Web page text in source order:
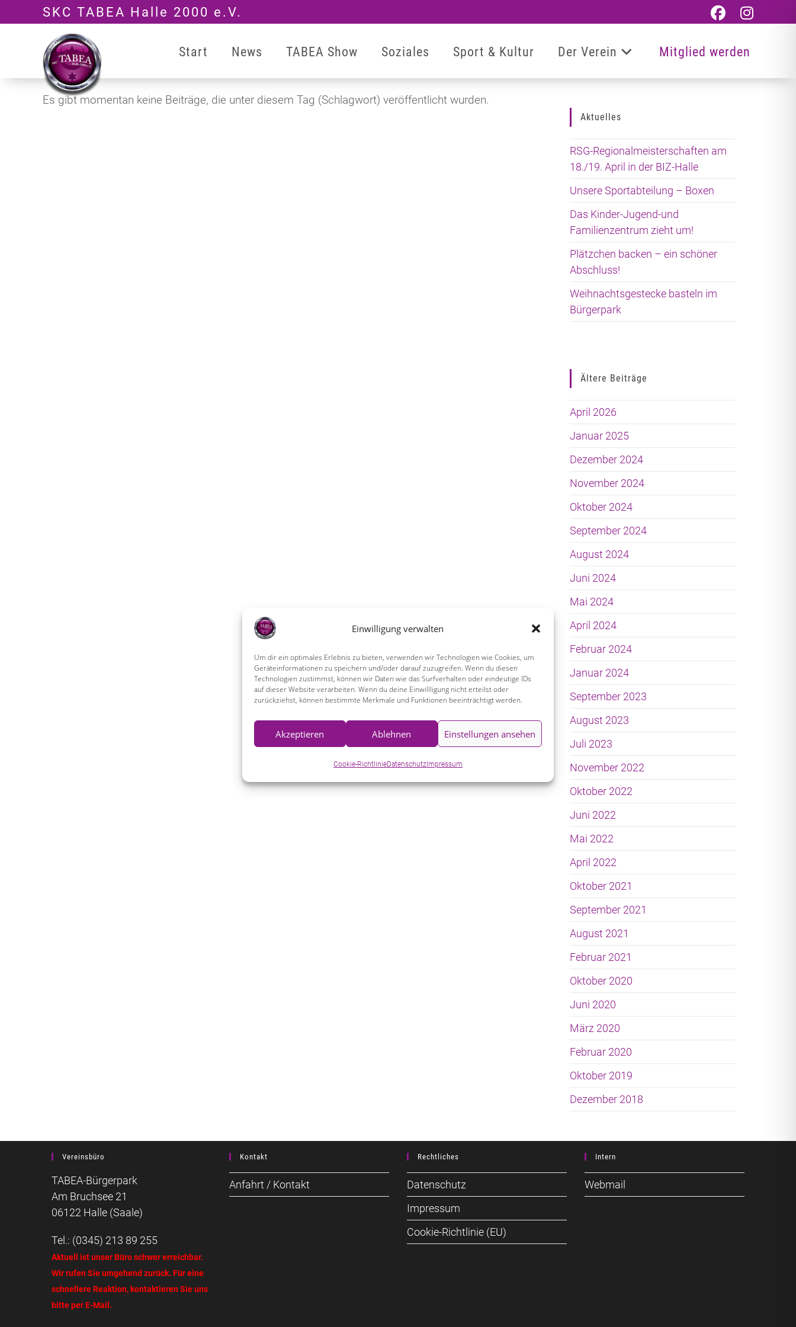
Einwilligung verwalten
Um dir ein optimales Erlebnis zu bieten, verwenden wir Technologien wie Cookies, um
Geräteinformationen zu speichern und/oder darauf zuzugreifen. Wenn du diesen
Technologien zustimmst, können wir Daten wie das Surfverhalten oder eindeutige IDs
auf dieser Website verarbeiten. Wenn du deine Einwillligung nicht erteilst oder
zurückziehst, können bestimmte Merkmale und Funktionen beeinträchtigt werden.
Akzeptieren Ablehnen Einstellungen ansehen
Cookie-RichtlinieDatenschutzImpressum
SKC TABEA Halle 2000 e.V.
Start News TABEA Show Soziales Sport & Kultur Der Verein Mitglied werden
Es gibt momentan keine Beiträge, die unter diesem Tag (Schlagwort) veröffentlicht wurden.
Aktuelles
RSG-Regionalmeisterschaften am
18./19. April in der BIZ-Halle
Unsere Sportabteilung – Boxen
Das Kinder-Jugend-und
Familienzentrum zieht um!
Plätzchen backen – ein schöner
Abschluss!
Weihnachtsgestecke basteln im
Bürgerpark
Ältere Beiträge
April 2026
Januar 2025
Dezember 2024
November 2024
Oktober 2024
September 2024
August 2024
Juni 2024
Mai 2024
April 2024
Februar 2024
Januar 2024
September 2023
August 2023
Juli 2023
November 2022
Oktober 2022
Juni 2022
Mai 2022
April 2022
Oktober 2021
September 2021
August 2021
Februar 2021
Oktober 2020
Juni 2020
März 2020
Februar 2020
Oktober 2019
Dezember 2018
Vereinsbüro
TABEA-Bürgerpark
Am Bruchsee 21
06122 Halle (Saale)
Tel.: (0345) 213 89 255
Aktuell ist unser Büro schwer erreichbar.
Wir rufen Sie umgehend zurück. Für eine
schnellere Reaktion, kontaktieren Sie uns
bitte per E-Mail.
Kontakt
Anfahrt / Kontakt
Rechtliches
Datenschutz
Impressum
Cookie-Richtlinie (EU)
Intern
Webmail